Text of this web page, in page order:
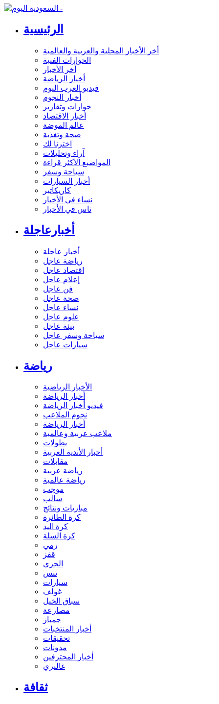
الرئيسية
أخر الأخبار المحلية والعربية والعالمية
الحوارات الفنية
آخر الأخبار
أخبار الرياضة
فيديو العرب اليوم
أخبار النجوم
حوارات وتقارير
أخبار الاقتصاد
عالم الموضة
صحة وتغذية
اخترنا لك
آراء وتحليلات
المواضيع الأكثر قراءة
سياحة وسفر
أخبار السيارات
كاريكاتير
نساء في الأخبار
ناس في الأخبار
أخبارعاجلة
أخبار عاجلة
رياضة عاجل
اقتصاد عاجل
إعلام عاجل
فن عاجل
صحة عاجل
نساء عاجل
علوم عاجل
بيئة عاجل
سياحة وسفر عاجل
سيارات عاجل
رياضة
الأخبار الرياضية
أخبار الرياضة
فيديو أخبار الرياضة
نجوم الملاعب
أخبار الرياضة
ملاعب عربية وعالمية
بطولات
أخبار الأندية العربية
مقابلات
رياضة عربية
رياضة عالمية
موجب
سالب
مباريات ونتائج
كرة الطائرة
كرة اليد
كرة السلة
رمي
قفز
الجري
تنس
سيارات
غولف
سباق الخيل
مصارعة
جمباز
أخبار المنتخبات
تحقيقات
مدونات
أخبار المحترفين
غاليري
ثقافة